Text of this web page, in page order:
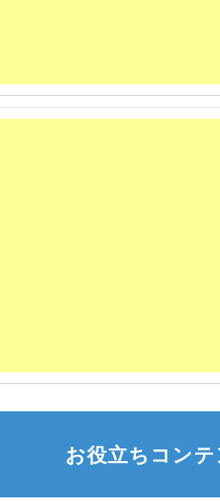
お役立ちコンテ